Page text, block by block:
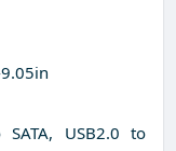
USB2.0 to